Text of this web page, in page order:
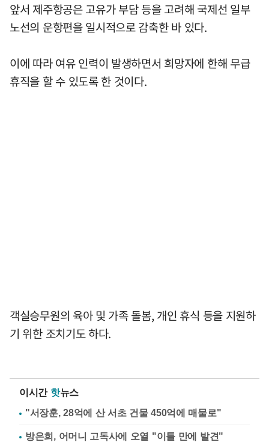
앞서 제주항공은 고유가 부담 등을 고려해 국제선 일부
노선의 운항편을 일시적으로 감축한 바 있다.
이에 따라 여유 인력이 발생하면서 희망자에 한해 무급
휴직을 할 수 있도록 한 것이다.
객실승무원의 육아 및 가족 돌봄, 개인 휴식 등을 지원하
기 위한 조치기도 하다.
이시간 핫뉴스
"서장훈, 28억에 산 서초 건물 450억에 매물로"
방은희, 어머니 고독사에 오열 "이틀 만에 발견"